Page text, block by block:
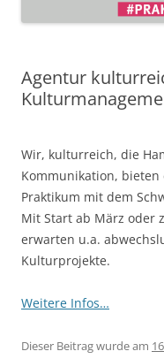
Agentur
Wir, kulturreich, die
Kommunikation,
Praktikum mit dem
Mit Start ab März oder
erwarten u.a.
Kulturprojekte.
Weitere Infos…
Dieser Beitrag wurde am